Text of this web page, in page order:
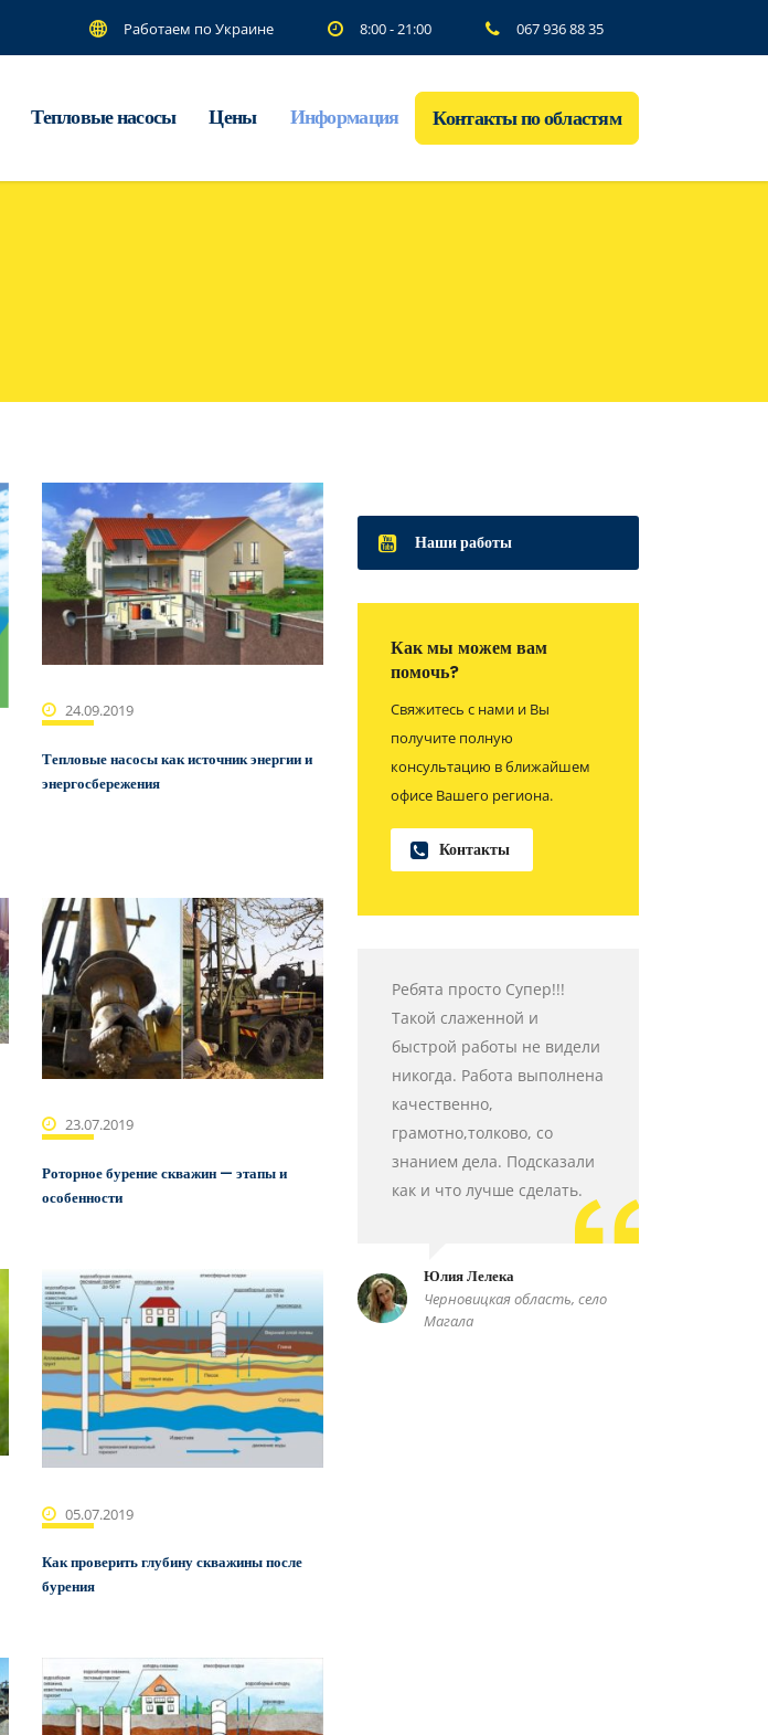
Работаем по Украине 8:00 - 21:00 067 936 88 35
Тепловые насосы Цены Информация Контакты по областям
24.09.2019
Тепловые насосы как источник энергии и
энергосбережения
23.07.2019
Роторное бурение скважин — этапы и
особенности
05.07.2019
Как проверить глубину скважины после
бурения
Наши работы
Как мы можем вам
помочь?
Свяжитесь с нами и Вы
получите полную
консультацию в ближайшем
офисе Вашего региона.
Контакты
Ребята просто Супер!!!
Такой слаженной и
быстрой работы не видели
никогда. Работа выполнена
качественно,
грамотно,толково, со
знанием дела. Подсказали
как и что лучше сделать.
Юлия Лелека
Черновицкая область, село
Магала